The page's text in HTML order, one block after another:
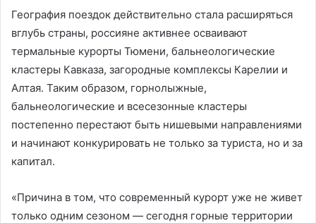
География поездок действительно стала расширяться
вглубь страны, россияне активнее осваивают
термальные курорты Тюмени, бальнеологические
кластеры Кавказа, загородные комплексы Карелии и
Алтая. Таким образом, горнолыжные,
бальнеологические и всесезонные кластеры
постепенно перестают быть нишевыми направлениями
и начинают конкурировать не только за туриста, но и за
капитал.
«Причина в том, что современный курорт уже не живет
только одним сезоном — сегодня горные территории